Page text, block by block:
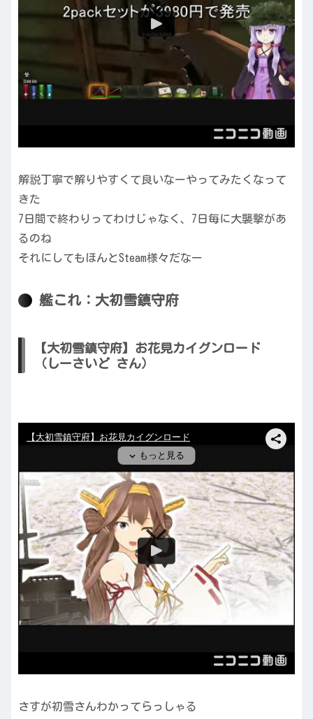
解説丁寧で解りやすくて良いなーやってみたくなって
きた
7日間で終わりってわけじゃなく、7日毎に大襲撃があ
るのね
それにしてもほんとSteam様々だなー
艦これ：大初雪鎮守府
【大初雪鎮守府】お花見カイグンロード
（しーさいど さん）
さすが初雪さんわかってらっしゃる